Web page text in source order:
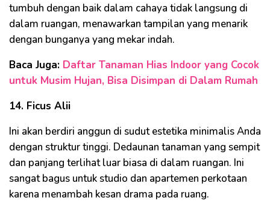
tumbuh dengan baik dalam cahaya tidak langsung di
dalam ruangan, menawarkan tampilan yang menarik
dengan bunganya yang mekar indah.
Baca Juga: Daftar Tanaman Hias Indoor yang Cocok
untuk Musim Hujan, Bisa Disimpan di Dalam Rumah
14. Ficus Alii
Ini akan berdiri anggun di sudut estetika minimalis Anda
dengan struktur tinggi. Dedaunan tanaman yang sempit
dan panjang terlihat luar biasa di dalam ruangan. Ini
sangat bagus untuk studio dan apartemen perkotaan
karena menambah kesan drama pada ruang.